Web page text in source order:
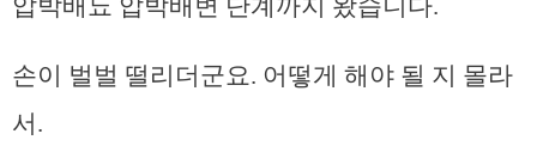
손이 벌벌 떨리더군요. 어떻게 해야 될 지 몰라
서.